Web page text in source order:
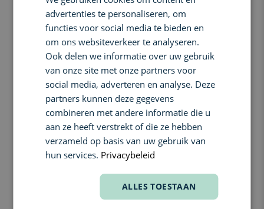
beschermt je haar tegen vochtigheid en hitte tot 232°C. Ideaal
voor wie volume wil zonder in te boeten op zachtheid of glans.
Geschikt voor alle haartypes.
Belangrijkste voordelen:
Deze spray creëert zichtbaar voller haar, houdt het volume de hele
dag vast en geeft een natuurlijke glans. Je haar voelt licht aan, is
beschermd tegen hittestyling en blijft in model – zelfs bij vochtige
omstandigheden.
Resultaten:
Onmiddellijk zichtbaar volume dat 24 uur lang blijft, zonder
verzwaren. Het haar oogt voller, steviger en veerkrachtiger.
Volumizing carb complex:omhult elke haarvezel, vergroot de
ruimte tussen haren en zorgt voor langdurige hold en
advertenties te personaliseren, om
functies voor social media te bieden en
om ons websiteverkeer te analyseren.
Ook delen we informatie over uw gebruik
van onze site met onze partners voor
social media, adverteren en analyse. Deze
partners kunnen deze gegevens
combineren met andere informatie die u
aan ze heeft verstrekt of die ze hebben
verzameld op basis van uw gebruik van
hun services. Privacybeleid
ALLES TOESTAAN